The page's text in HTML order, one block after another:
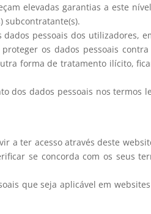
elevadas garantias a este
subcontratante(s).
pessoais dos utilizadores,
os dados pessoais
forma de tratamento ilícito,
dos dados pessoais nos termos
a ter acesso através deste
se concorda com os seus
que seja aplicável em